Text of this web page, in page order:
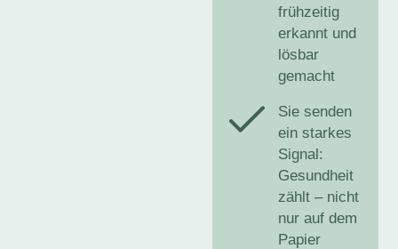
frühzeitig
erkannt und
lösbar
gemacht
Sie senden
ein starkes
Signal:
Gesundheit
zählt – nicht
nur auf dem
Papier